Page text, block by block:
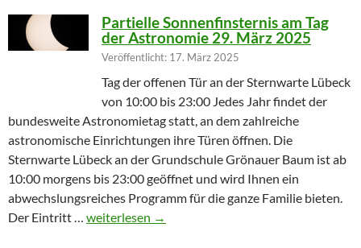
Partielle Sonnenfinsternis am Tag
der Astronomie 29. März 2025
Veröffentlicht: 17. März 2025
Tag der offenen Tür an der Sternwarte Lübeck
von 10:00 bis 23:00 Jedes Jahr findet der
bundesweite Astronomietag statt, an dem zahlreiche
astronomische Einrichtungen ihre Türen öffnen. Die
Sternwarte Lübeck an der Grundschule Grönauer Baum ist ab
10:00 morgens bis 23:00 geöffnet und wird Ihnen ein
abwechslungsreiches Programm für die ganze Familie bieten.
Der Eintritt … Partielle Sonnenfinsternis am Tag der
weiterlesen →